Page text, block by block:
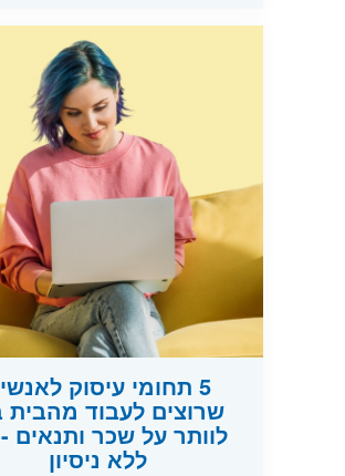
5 תחומי עיסוק
שרוצים לעבוד מהבית
לוותר על שכר ותנאים
ללא ניסיון